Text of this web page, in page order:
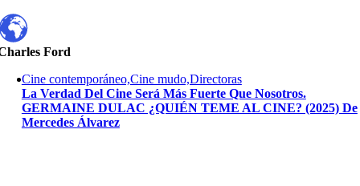
Ford
Cine contemporáneo,Cine mudo,Directoras
La Verdad Del Cine Será Más Fuerte Que Nosotros.
GERMAINE DULAC ¿QUIÉN TEME AL CINE? (2025) De
Mercedes Álvarez